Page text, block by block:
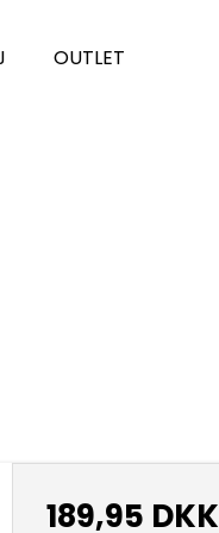
OUTLET
189,95 DKK